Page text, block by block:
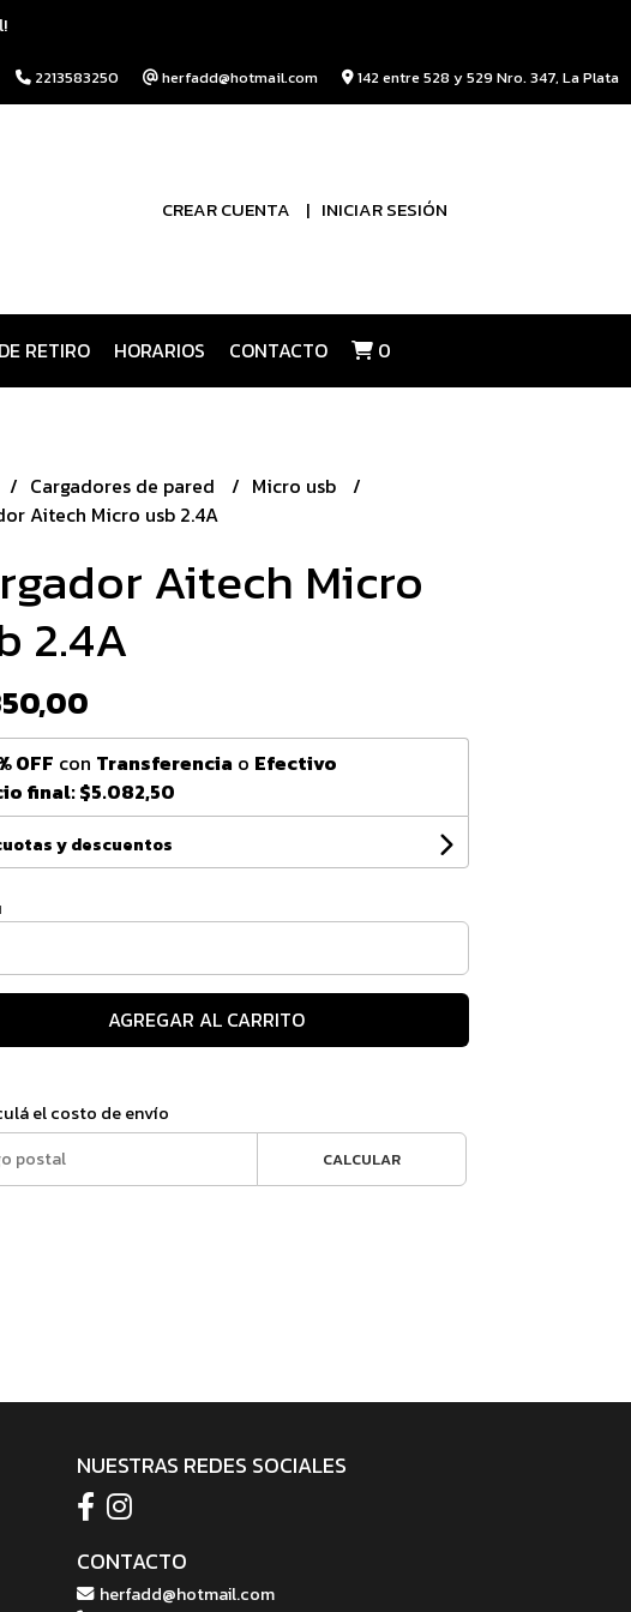
2213583250 herfadd@hotmail.com 142 entre 528 y 529 Nro. 347, La Plata
CREAR CUENTA INICIAR SESIÓN
RETIRO HORARIOS CONTACTO 0
Cargadores de pared
Micro usb
Aitech Micro usb 2.4A
Aitech Micro
2.4A
OFF con Transferencia o Efectivo
final:$5.082,50
y descuentos
AGREGAR AL CARRITO
el costo de envío
CALCULAR
NUESTRAS REDES SOCIALES
CONTACTO
herfadd@hotmail.com